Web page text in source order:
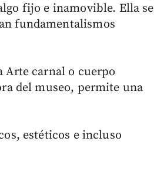
fijo e inamovible. Ella se
fundamentalismos
Arte carnal o cuerpo
del museo, permite una
estéticos e incluso